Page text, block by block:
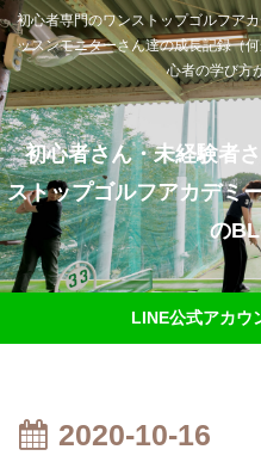
初心者専門のワンストップゴルフア
ッスンモニターさん達の成長記録（
心者の学び方
初心者さん・未経験者
ストップゴルフアカデミ
の
LINE公式アカウ
2020-10-16